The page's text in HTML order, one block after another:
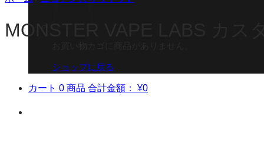
ショップに戻る
カート 0 商品 合計金額： ¥0
MONSTER VAPE LABS カス